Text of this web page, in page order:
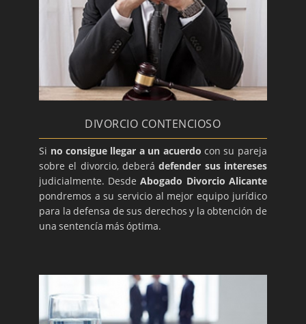
DIVORCIO CONTENCIOSO
Si no consigue llegar a un acuerdo con su pareja
sobre el divorcio, deberádefender sus intereses
judicialmente. DesdeAbogado Divorcio Alicante
pondremos a su servicio al mejor equipo jurídico
para la defensa de sus derechos y la obtención de
una sentencía más óptima.